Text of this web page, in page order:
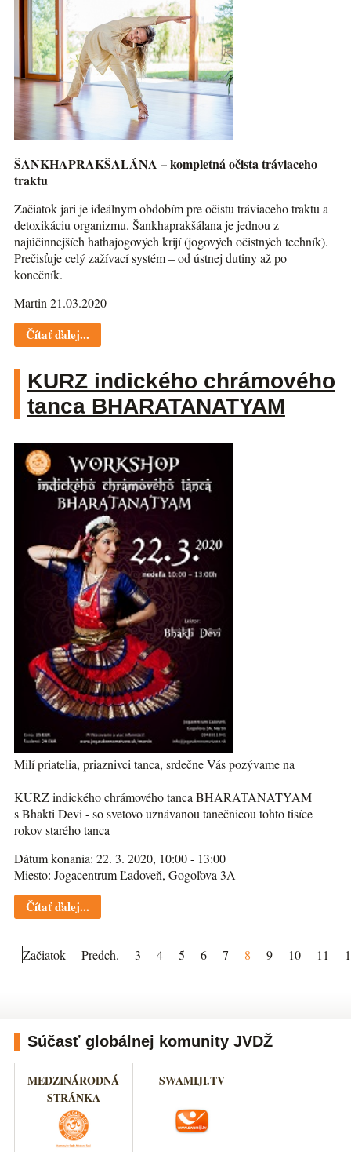
ŠANKHAPRAKŠALÁNA – kompletná očista tráviaceho
traktu
Začiatok jari je ideálnym obdobím pre očistu tráviaceho traktu a
detoxikáciu organizmu. Šankhaprakšálana je jednou z
najúčinnejších hathajogových krijí (jogových očistných techník).
Prečisťuje celý zažívací systém – od ústnej dutiny až po
konečník.
Martin 21.03.2020
Čítať ďalej...
KURZ indického chrámového
tanca BHARATANATYAM
Milí priatelia, priaznivci tanca, srdečne Vás pozývame na
KURZ indického chrámového tanca BHARATANATYAM
s Bhakti Devi - so svetovo uznávanou tanečnicou tohto tisíce
rokov starého tanca
Dátum konania: 22. 3. 2020, 10:00 - 13:00
Miesto: Jogacentrum Ľadoveň, Gogoľova 3A
Čítať ďalej...
Začiatok Predch. 3 4 5 6 7 8 9 10 11
Súčasť globálnej komunity JVDŽ
MEDZINÁRODNÁ
STRÁNKA
SWAMIJI.TV